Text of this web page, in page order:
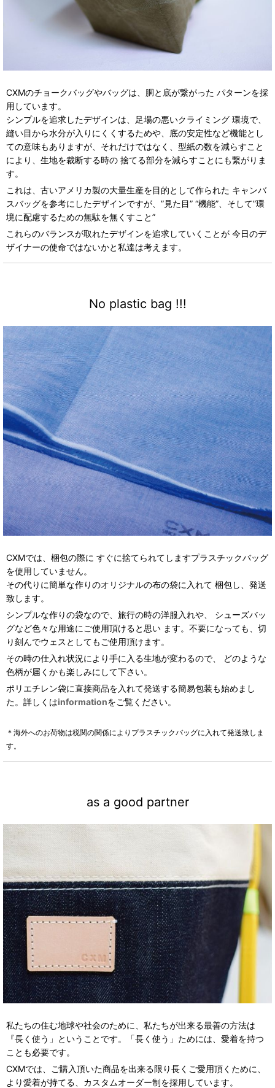
CXMのチョークバッグやバッグは、胴と底が繋がった パターンを採
用しています。
シンプルを追求したデザインは、足場の悪いクライミング 環境で、
縫い目から水分が入りにくくするためや、底の安定性など機能とし
ての意味もありますが、それだけではなく、型紙の数を減らすこと
により、生地を裁断する時の 捨てる部分を減らすことにも繋がりま
す。
これは、古いアメリカ製の大量生産を目的として作られた キャンバ
スバッグを参考にしたデザインですが、”見た目” “機能”、そして”環
境に配慮するための無駄を無くすこと”
これらのバランスが取れたデザインを追求していくことが 今日のデ
ザイナーの使命ではないかと私達は考えます。
No plastic bag !!!
CXMでは、梱包の際に すぐに捨てられてしますプラスチックバッグ
を使用していません。
その代りに簡単な作りのオリジナルの布の袋に入れて 梱包し、発送
致します。
シンプルな作りの袋なので、旅行の時の洋服入れや、 シューズバッ
グなど色々な用途にご使用頂けると思い ます。不要になっても、切
り刻んでウェスとしてもご使用頂けます。
その時の仕入れ状況により手に入る生地が変わるので、 どのような
色柄が届くかも楽しみにして下さい。
ポリエチレン袋に直接商品を入れて発送する簡易包装も始めまし
た。詳しくはinformationをご覧ください。
＊海外へのお荷物は税関の関係によりプラスチックバッグに入れて発送致しま
す。
as a good partner
私たちの住む地球や社会のために、私たちが出来る最善の方法は
『長く使う」ということです。「長く使う」ためには、愛着を持つ
ことも必要です。
CXMでは、ご購入頂いた商品を出来る限り長くご愛用頂くために、
より愛着が持てる、カスタムオーダー制を採用しています。